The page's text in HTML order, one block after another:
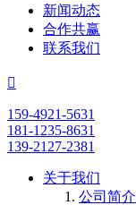
新闻动态
合作共赢
联系我们

159-4921-5631
181-1235-8631
139-2127-2381
关于我们
公司简介